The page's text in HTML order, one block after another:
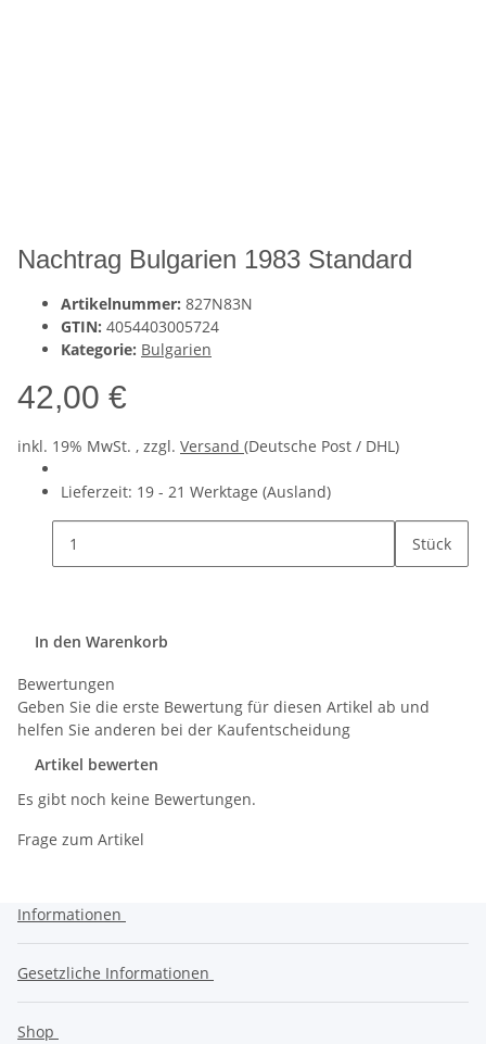
Nachtrag Bulgarien 1983 Standard
Artikelnummer: 827N83N
GTIN: 4054403005724
Kategorie: Bulgarien
42,00 €
inkl. 19% MwSt. , zzgl. Versand (Deutsche Post / DHL)
Lieferzeit: 19 - 21 Werktage (Ausland)
Stück
In den Warenkorb
Bewertungen
Geben Sie die erste Bewertung für diesen Artikel ab und
helfen Sie anderen bei der Kaufentscheidung
Artikel bewerten
Es gibt noch keine Bewertungen.
Frage zum Artikel
Informationen
Gesetzliche Informationen
Shop